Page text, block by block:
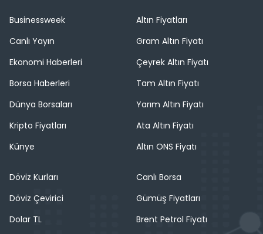
Businessweek
Canlı Yayın
Ekonomi Haberleri
Borsa Haberleri
Dünya Borsaları
Kripto Fiyatları
Künye
Altın Fiyatları
Gram Altın Fiyatı
Çeyrek Altın Fiyatı
Tam Altın Fiyatı
Yarım Altın Fiyatı
Ata Altın Fiyatı
Altın ONS Fiyatı
Döviz Kurları
Döviz Çevirici
Dolar TL
Canlı Borsa
Gümüş Fiyatları
Brent Petrol Fiyatı